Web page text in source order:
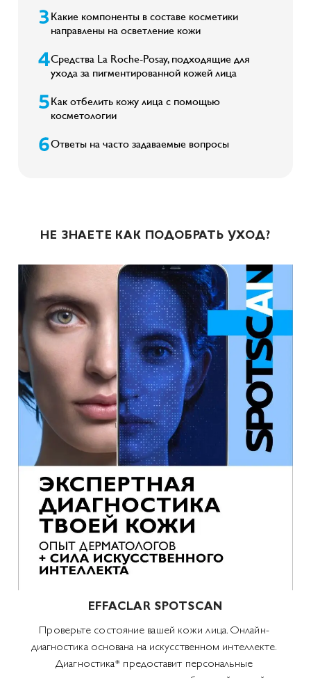
Какие компоненты в составе косметики
направлены на осветление кожи
Средства La Roche-Posay, подходящие для
ухода за пигментированной кожей лица
Как отбелить кожу лица с помощью
косметологии
Ответы на часто задаваемые вопросы
НЕ ЗНАЕТЕ КАК ПОДОБРАТЬ УХОД?
EFFACLAR SPOTSCAN
Проверьте состояние вашей кожи лица. Онлайн-
диагностика основана на искусственном интеллекте.
Диагностика* предоставит персональные